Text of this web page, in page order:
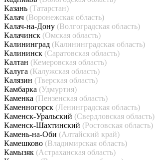
Казань (Татарстан)
Калач (Воронежская область)
Калач-на-Дону (Волгоградская область)
Калачинск (Омская область)
Калининград (Калининградская область)
Калининск (Саратовская область)
Калтан (Кемеровская область)
Калуга (Калужская область)
Калязин (Тверская область)
Камбарка (Удмуртия)
Каменка (Пензенская область)
Каменногорск (Ленинградская область)
Каменск-Уральский (Свердловская область)
Каменск-Шахтинский (Ростовская область)
Камень-на-Оби (Алтайский край)
Камешково (Владимирская область)
Камызяк (Астраханская область)